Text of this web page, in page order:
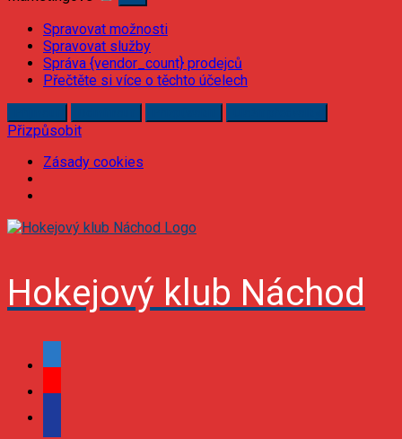
Spravovat možnosti
Spravovat služby
Správa {vendor_count} prodejců
Přečtěte si více o těchto účelech
Přizpůsobit
Zásady cookies
Skip
Hokejový klub Náchod